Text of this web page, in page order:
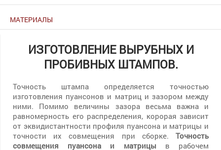
МАТЕРИАЛЫ
ИЗГОТОВЛЕНИЕ ВЫРУБНЫХ И
ПРОБИВНЫХ ШТАМПОВ.
Точность штампа определяется точностью
изготовления пуансонов и матриц и зазором между
ними. Помимо величины зазора весьма важна и
равномерность его распределения, корорая зависит
от эквидистантности профиля пуансона и матрицы и
точности их совмещения при сборке. Точность
совмещения пуансона и матрицы в рабочем